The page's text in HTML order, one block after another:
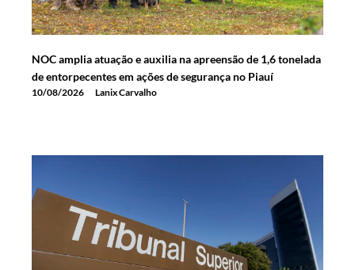
NOC amplia atuação e auxilia na apreensão de 1,6 tonelada
de entorpecentes em ações de segurança no Piauí
10/08/2026 Lanix Carvalho